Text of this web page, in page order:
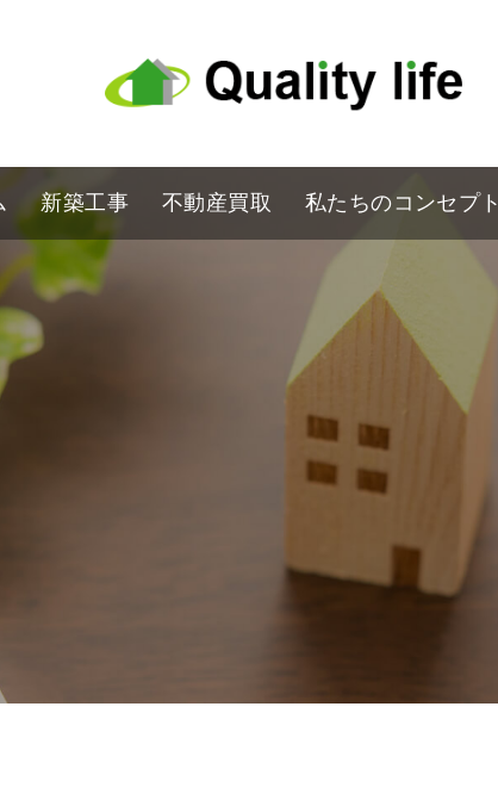
新築工事 不動産買取 私たちのコンセプト